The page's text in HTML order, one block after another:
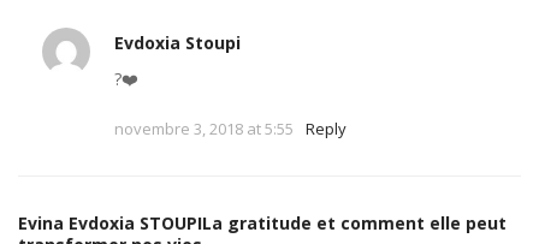
Evdoxia Stoupi
?❤️
novembre 3, 2018 at 5:55 Reply
Evina Evdoxia STOUPILa gratitude et comment elle peut